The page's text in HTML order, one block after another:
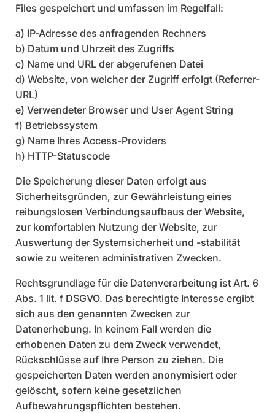
Files gespeichert und umfassen im Regelfall:
a) IP-Adresse des anfragenden Rechners
b) Datum und Uhrzeit des Zugriffs
c) Name und URL der abgerufenen Datei
d) Website, von welcher der Zugriff erfolgt (Referrer-
URL)
e) Verwendeter Browser und User Agent String
f) Betriebssystem
g) Name Ihres Access-Providers
h) HTTP-Statuscode
Die Speicherung dieser Daten erfolgt aus
Sicherheitsgründen, zur Gewährleistung eines
reibungslosen Verbindungsaufbaus der Website,
zur komfortablen Nutzung der Website, zur
Auswertung der Systemsicherheit und -stabilität
sowie zu weiteren administrativen Zwecken.
Rechtsgrundlage für die Datenverarbeitung ist Art. 6
Abs. 1 lit. f DSGVO. Das berechtigte Interesse ergibt
sich aus den genannten Zwecken zur
Datenerhebung. In keinem Fall werden die
erhobenen Daten zu dem Zweck verwendet,
Rückschlüsse auf Ihre Person zu ziehen. Die
gespeicherten Daten werden anonymisiert oder
gelöscht, sofern keine gesetzlichen
Aufbewahrungspflichten bestehen.